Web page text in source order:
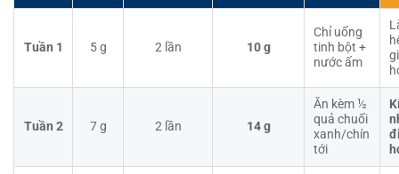
Tuần 1 5 g 2 lần 10 g
Chỉ uống
tinh bột +
nước ấm
Tuần 2 7 g 2 lần 14 g
Ăn kèm ½
quả chuối
xanh/chín
tới